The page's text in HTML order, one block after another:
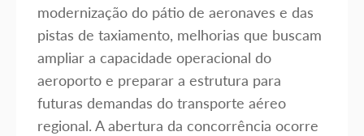
modernização do pátio de aeronaves e das
pistas de taxiamento, melhorias que buscam
ampliar a capacidade operacional do
aeroporto e preparar a estrutura para
futuras demandas do transporte aéreo
regional. A abertura da concorrência ocorre